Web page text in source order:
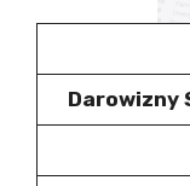
Darowizny